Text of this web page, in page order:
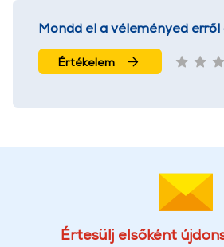
Mondd el a véleményed
Értékelem
Értesülj elsőként